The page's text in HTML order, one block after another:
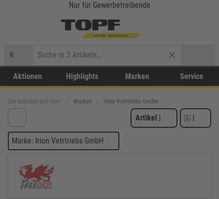
Nur für Gewerbetreibende
K
Aktionen Highlights Marken Service
Sie befinden sich hier: Marken Irion Vetrtriebs GmbH
Artikel | |
Marke: Irion Vetrtriebs GmbH